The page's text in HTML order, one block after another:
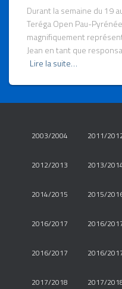
Durant la semaine du 19
Teréga Open Pau-
magnifiquement
Jean en tant que
Lire la suite…
2003/2004 2011/
2012/2013 2013/
2014/2015 2015/
2016/2017 2016/
2016/2017 2016/
2017/2018 2017/